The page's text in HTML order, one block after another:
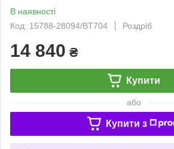
В наявності
Код: 15788-28094/BT704
Роздріб
14 840 ₴
Купити
або
Купити з